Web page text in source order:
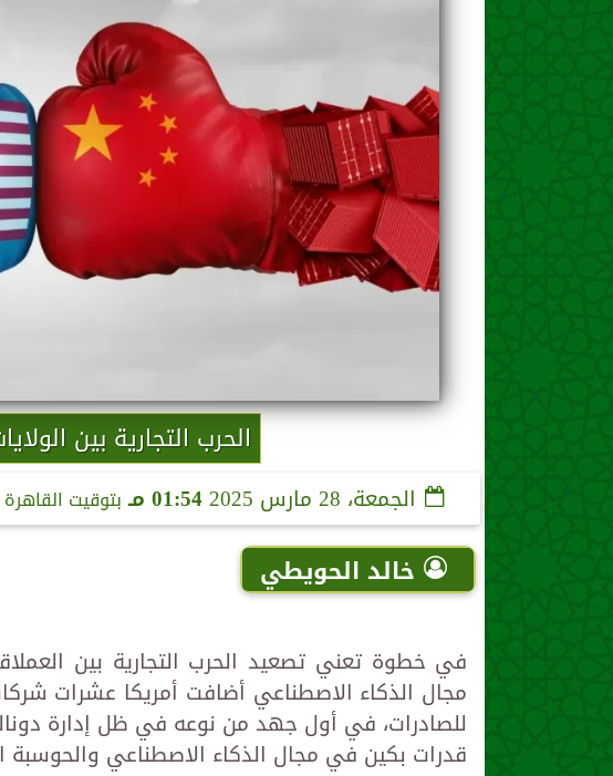
الحرب التجارية بين
الجمعة، 28 مارس 2025 01:54 مـ بتوقيت القاهرة
خالد الحويطي
في خطوة تعني تصعيد الحرب التجارية بين
مجال الذكاء الاصطناعي أضافت أمريكا عشرات
للصادرات، في أول جهد من نوعه في ظل إدارة
قدرات بكين في مجال الذكاء الاصطناعي والحوسبة